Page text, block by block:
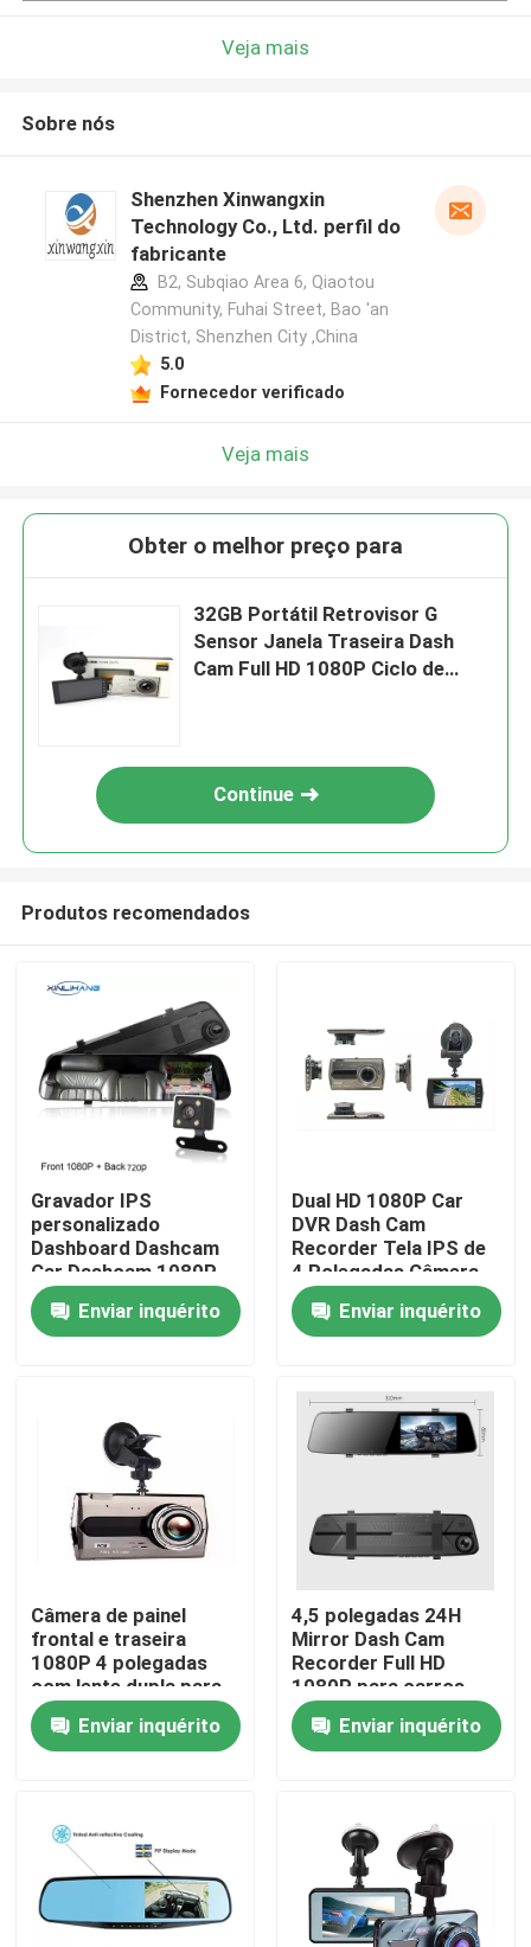
Casa
Produtos
Quem Somos
Fábrica
Controle de Qualidade
Fale Conosco
Todos os casos
Câmera DVR para carro
Veja mais
Sobre nós
Shenzhen Xinwangxin
Technology Co., Ltd. perfil do
fabricante
B2, Subqiao Area 6, Qiaotou
Community, Fuhai Street, Bao 'an
District, Shenzhen City ,China
5.0
Fornecedor verificado
Veja mais
Obter o melhor preço para
32GB Portátil Retrovisor G
Sensor Janela Traseira Dash
Cam Full HD 1080P Ciclo de
Continue
Produtos recomendados
Gravador IPS
personalizado
Dashboard Dashcam
Car Dashcam 1080P
DVR
Enviar inquérito
Dual HD 1080P Car
DVR Dash Cam
Recorder Tela IPS de
4 Polegadas Câmera
Frontal e Traseira
Enviar inquérito
Câmera de painel
frontal e traseira
1080P 4 polegadas
com lente dupla para
carro interno
Enviar inquérito
4,5 polegadas 24H
Mirror Dash Cam
Recorder Full HD
1080P para carros
Enviar inquérito